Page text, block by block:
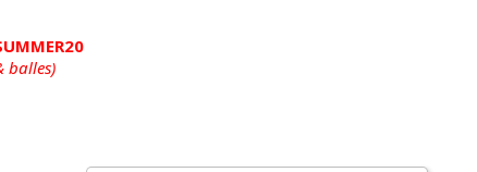
balles)